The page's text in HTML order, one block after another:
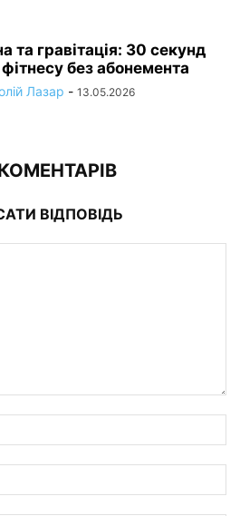
та гравітація: 30 секунд
без абонемента
Лазар - 13.05.2026
ВІДПОВІДЬ